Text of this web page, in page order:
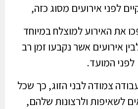
לפני אירועים מסוג כזה,
את האירוע למוצלח במיוחד
אירועים אשר נקבעו זמן רב
לפני המועד.
צמודה לבני הזוג, כך שכל
לשאיפות ולרצונות שלהם,